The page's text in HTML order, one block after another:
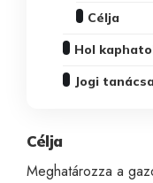
Célja
Hol
Jogi
Célja
Meghatározza a